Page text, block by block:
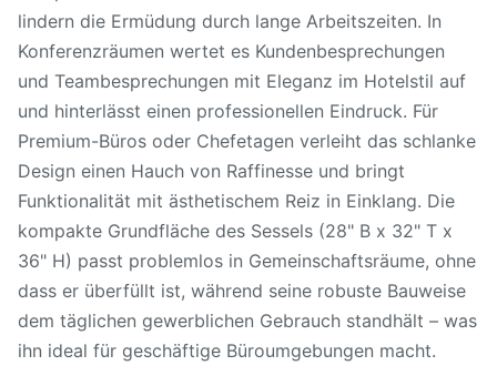
lindern die Ermüdung durch lange Arbeitszeiten. In
Konferenzräumen wertet es Kundenbesprechungen
und Teambesprechungen mit Eleganz im Hotelstil auf
und hinterlässt einen professionellen Eindruck. Für
Premium-Büros oder Chefetagen verleiht das schlanke
Design einen Hauch von Raffinesse und bringt
Funktionalität mit ästhetischem Reiz in Einklang. Die
kompakte Grundfläche des Sessels (28" B x 32" T x
36" H) passt problemlos in Gemeinschaftsräume, ohne
dass er überfüllt ist, während seine robuste Bauweise
dem täglichen gewerblichen Gebrauch standhält – was
ihn ideal für geschäftige Büroumgebungen macht.